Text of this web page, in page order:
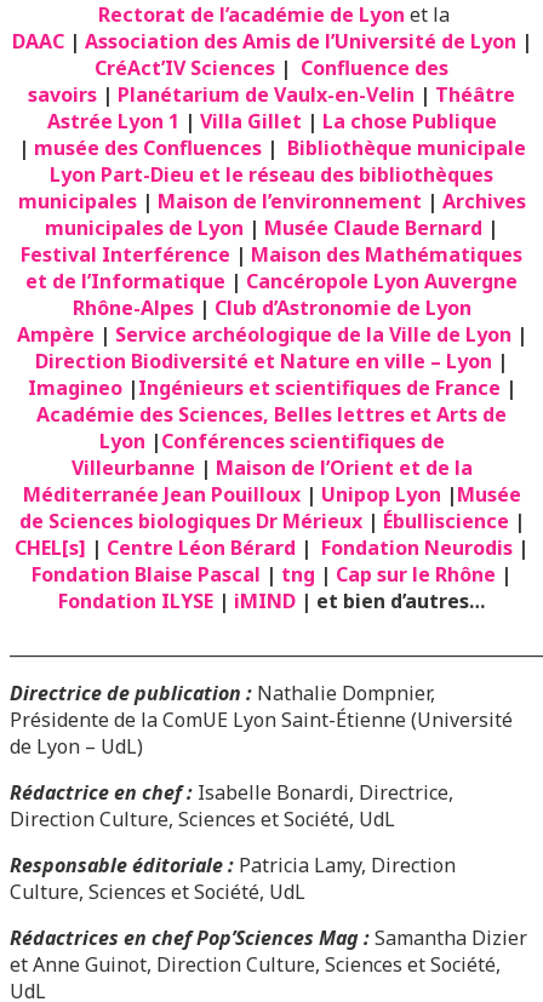
Rectorat de l’académie de Lyon et la
DAAC | Association des Amis de l’Université de Lyon |
CréAct’IV Sciences | Confluence des
savoirs | Planétarium de Vaulx-en-Velin | Théâtre
Astrée Lyon 1 | Villa Gillet | La chose Publique
| musée des Confluences | Bibliothèque municipale
Lyon Part-Dieu et le réseau des bibliothèques
municipales | Maison de l’environnement | Archives
municipales de Lyon | Musée Claude Bernard |
Festival Interférence | Maison des Mathématiques
et de l’Informatique | Cancéropole Lyon Auvergne
Rhône-Alpes | Club d’Astronomie de Lyon
Ampère | Service archéologique de la Ville de Lyon |
Direction Biodiversité et Nature en ville – Lyon |
Imagineo |Ingénieurs et scientifiques de France |
Académie des Sciences, Belles lettres et Arts de
Lyon |Conférences scientifiques de
Villeurbanne | Maison de l’Orient et de la
Méditerranée Jean Pouilloux | Unipop Lyon |Musée
de Sciences biologiques Dr Mérieux | Ébulliscience |
CHEL[s] | Centre Léon Bérard | Fondation Neurodis |
Fondation Blaise Pascal | tng | Cap sur le Rhône |
Fondation ILYSE | iMIND | et bien d’autres…
Directrice de publication : Nathalie Dompnier,
Présidente de la ComUE Lyon Saint-Étienne (Université
de Lyon – UdL)
Rédactrice en chef : Isabelle Bonardi, Directrice,
Direction Culture, Sciences et Société, UdL
Responsable éditoriale : Patricia Lamy, Direction
Culture, Sciences et Société, UdL
Rédactrices en chef Pop’Sciences Mag :Samantha Dizier
et Anne Guinot, Direction Culture, Sciences et Société,
UdL